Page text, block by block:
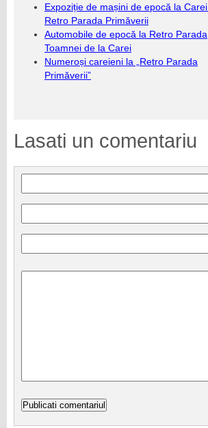
Expoziție de mașini de epocă la Carei.
Retro Parada Primăverii
Automobile de epocă la Retro Parada
Toamnei de la Carei
Numeroși careieni la „Retro Parada
Primăverii”
Lasati un comentariu